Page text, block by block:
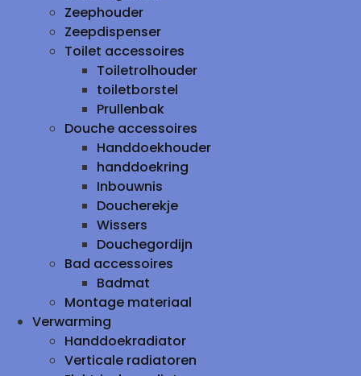
Zeephouder
Zeepdispenser
Toilet accessoires
Toiletrolhouder
toiletborstel
Prullenbak
Douche accessoires
Handdoekhouder
handdoekring
Inbouwnis
Doucherekje
Wissers
Douchegordijn
Bad accessoires
Badmat
Montage materiaal
Verwarming
Handdoekradiator
Verticale radiatoren